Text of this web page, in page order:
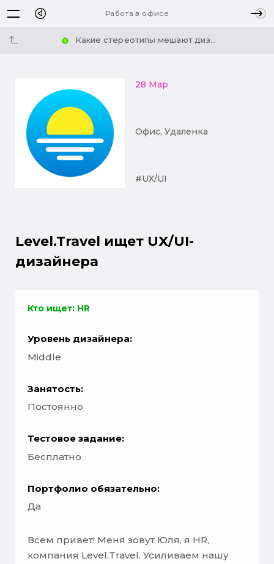
Работа в офисе
Какие стереотипы мешают диз...
28 Мар
Офис, Удаленка
#UX/UI
Level.Travel ищет UX/UI-
дизайнера
Кто ищет: HR
Уровень дизайнера:
Middle
Занятость:
Постоянно
Тестовое задание:
Бесплатно
Портфолио обязательно:
Да
Всем привет! Меня зовут Юля, я HR,
компания Level.Travel. Усиливаем нашу